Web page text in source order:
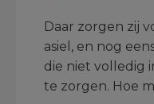
Daar zorgen zij
asiel, en nog
die niet volledig
te zorgen. Hoe